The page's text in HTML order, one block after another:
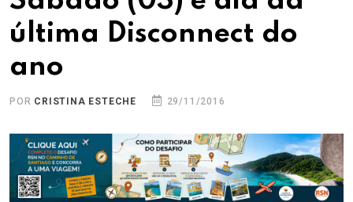
última Disconnect do
ano
POR CRISTINA ESTECHE 29/11/2016